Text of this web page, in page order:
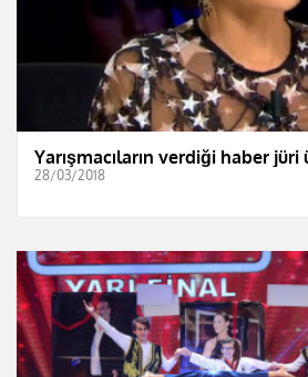
Yarışmacıların verdiği haber
28/03/2018